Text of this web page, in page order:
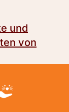
und
von